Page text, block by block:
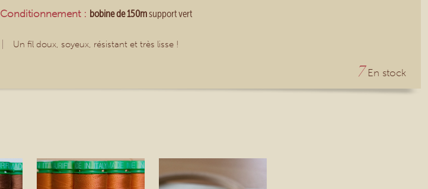
Conditionnement : bobine de 150msupport vert
Un fil doux, soyeux, résistant et très lisse !
7En stock